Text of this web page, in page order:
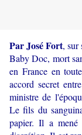
Par José Fort, sur
Baby Doc, mort
en France en
accord secret
ministre de
Le fils du
papier. Il a